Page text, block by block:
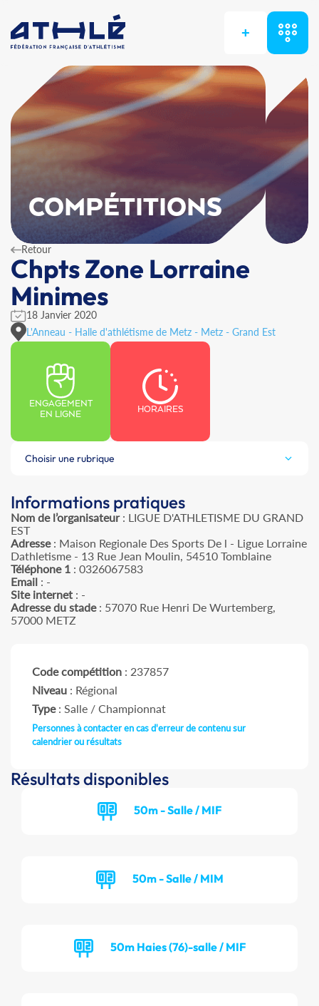
+
COMPÉTITIONS
Retour
Chpts Zone Lorraine
Minimes
18 Janvier 2020
L'Anneau - Halle d'athlétisme de Metz - Metz - Grand Est
ENGAGEMENT
EN LIGNE
HORAIRES
Choisir une rubrique
Informations pratiques
Nom de l’organisateur: LIGUE D'ATHLETISME DU GRAND
EST
Adresse: Maison Regionale Des Sports De l - Ligue Lorraine
Dathletisme - 13 Rue Jean Moulin, 54510 Tomblaine
Téléphone 1 : 0326067583
Email : -
Site internet : -
Adresse du stade: 57070 Rue Henri De Wurtemberg,
57000 METZ
Code compétition : 237857
Niveau : Régional
Type: Salle / Championnat
Personnes à contacter en cas d'erreur de contenu sur
calendrier ou résultats
Résultats disponibles
50m - Salle / MIF
50m - Salle / MIM
50m Haies (76)-salle / MIF